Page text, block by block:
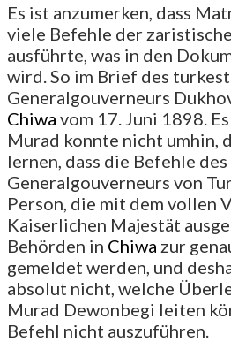
Es ist anzumerken, dass
viele Befehle der
ausführte, was in den
wird. So im Brief des
Generalgouverneurs
Chiwa vom 17. Juni 1898.
Murad konnte nicht umhin,
lernen, dass die Befehle
Generalgouverneurs von
Person, die mit dem vollen
Kaiserlichen Majestät
Behörden in Chiwa zur
gemeldet werden, und
absolut nicht, welche
Murad Dewonbegi leiten
Befehl nicht auszuführen.